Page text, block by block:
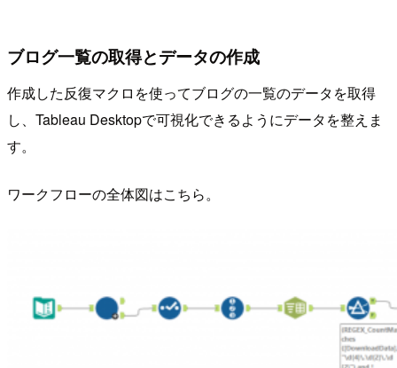
ブログ一覧の取得とデータの作成
作成した反復マクロを使ってブログの一覧のデータを取得
し、Tableau Desktopで可視化できるようにデータを整えま
す。
ワークフローの全体図はこちら。